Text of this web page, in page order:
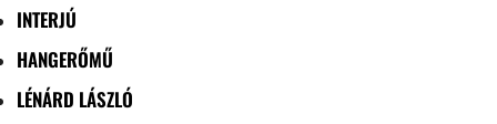
INTERJÚ
HANGERŐMŰ
LÉNÁRD LÁSZLÓ